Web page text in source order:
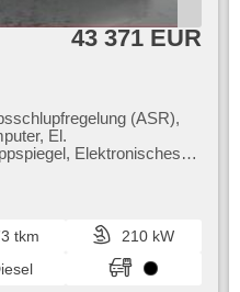
43 371 EUR
(ASR),
El.
Elektronisches
Sitze, beheizte
El. Seitenscheiben,
Antrieb 4x4
tkm
210 kW